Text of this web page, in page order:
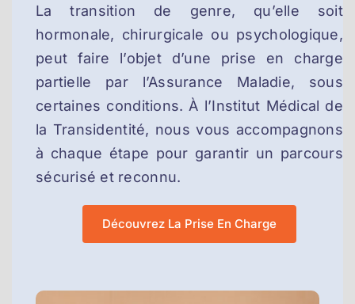
La transition de genre, qu’elle soit
hormonale, chirurgicale ou psychologique,
peut faire l’objet d’une prise en charge
partielle par l’Assurance Maladie, sous
certaines conditions. À l’Institut Médical de
la Transidentité, nous vous accompagnons
à chaque étape pour garantir un parcours
sécurisé et reconnu.
Découvrez La Prise En Charge